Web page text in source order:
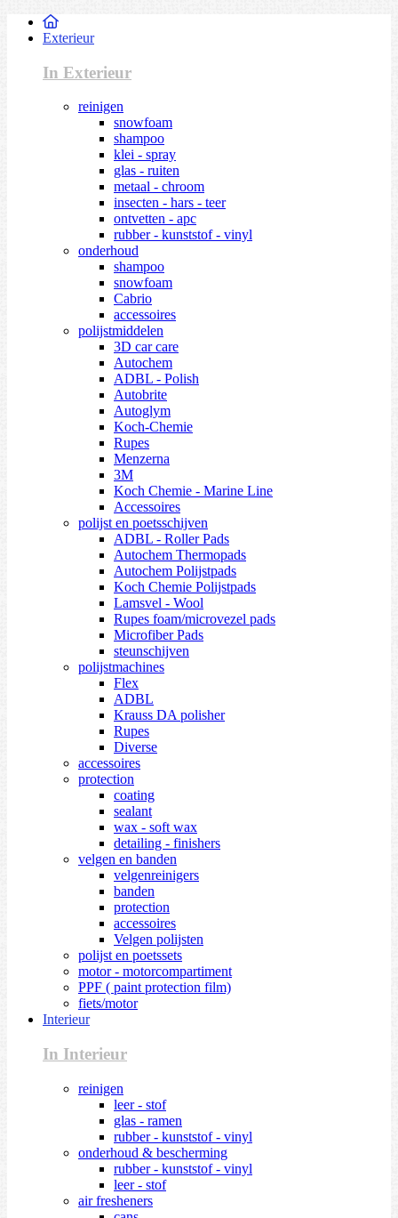
Exterieur
In Exterieur
reinigen
snowfoam
shampoo
klei - spray
glas - ruiten
metaal - chroom
insecten - hars - teer
ontvetten - apc
rubber - kunststof - vinyl
onderhoud
shampoo
snowfoam
Cabrio
accessoires
polijstmiddelen
3D car care
Autochem
ADBL - Polish
Autobrite
Autoglym
Koch-Chemie
Rupes
Menzerna
3M
Koch Chemie - Marine Line
Accessoires
polijst en poetsschijven
ADBL - Roller Pads
Autochem Thermopads
Autochem Polijstpads
Koch Chemie Polijstpads
Lamsvel - Wool
Rupes foam/microvezel pads
Microfiber Pads
steunschijven
polijstmachines
Flex
ADBL
Krauss DA polisher
Rupes
Diverse
accessoires
protection
coating
sealant
wax - soft wax
detailing - finishers
velgen en banden
velgenreinigers
banden
protection
accessoires
Velgen polijsten
polijst en poetssets
motor - motorcompartiment
PPF ( paint protection film)
fiets/motor
Interieur
In Interieur
reinigen
leer - stof
glas - ramen
rubber - kunststof - vinyl
onderhoud & bescherming
rubber - kunststof - vinyl
leer - stof
air fresheners